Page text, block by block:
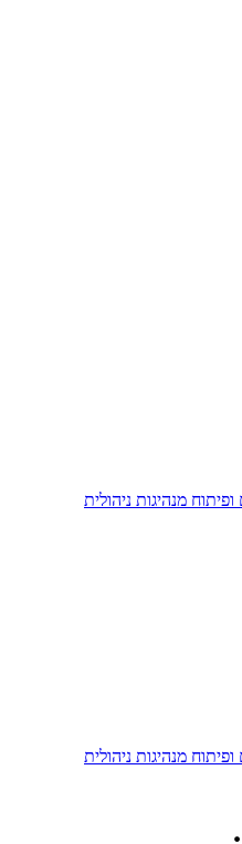
מנהיגות ניהולית
מנהיגות ניהולית